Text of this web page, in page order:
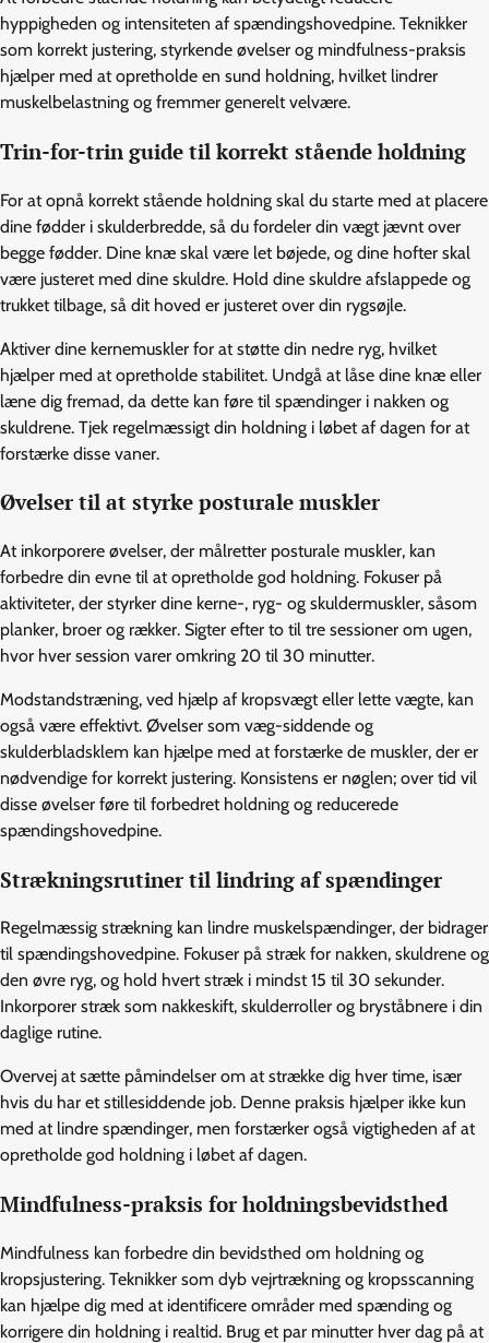
hyppigheden og intensiteten af spændingshovedpine. Teknikker
som korrekt justering, styrkende øvelser og mindfulness-praksis
hjælper med at opretholde en sund holdning, hvilket lindrer
muskelbelastning og fremmer generelt velvære.
Trin-for-trin guide til korrekt stående holdning
For at opnå korrekt stående holdning skal du starte med at placere
dine fødder i skulderbredde, så du fordeler din vægt jævnt over
begge fødder. Dine knæ skal være let bøjede, og dine hofter skal
være justeret med dine skuldre. Hold dine skuldre afslappede og
trukket tilbage, så dit hoved er justeret over din rygsøjle.
Aktiver dine kernemuskler for at støtte din nedre ryg, hvilket
hjælper med at opretholde stabilitet. Undgå at låse dine knæ eller
læne dig fremad, da dette kan føre til spændinger i nakken og
skuldrene. Tjek regelmæssigt din holdning i løbet af dagen for at
forstærke disse vaner.
Øvelser til at styrke posturale muskler
At inkorporere øvelser, der målretter posturale muskler, kan
forbedre din evne til at opretholde god holdning. Fokuser på
aktiviteter, der styrker dine kerne-, ryg- og skuldermuskler, såsom
planker, broer og rækker. Sigter efter to til tre sessioner om ugen,
hvor hver session varer omkring 20 til 30 minutter.
Modstandstræning, ved hjælp af kropsvægt eller lette vægte, kan
også være effektivt. Øvelser som væg-siddende og
skulderbladsklem kan hjælpe med at forstærke de muskler, der er
nødvendige for korrekt justering. Konsistens er nøglen; over tid vil
disse øvelser føre til forbedret holdning og reducerede
spændingshovedpine.
Strækningsrutiner til lindring af spændinger
Regelmæssig strækning kan lindre muskelspændinger, der bidrager
til spændingshovedpine. Fokuser på stræk for nakken, skuldrene og
den øvre ryg, og hold hvert stræk i mindst 15 til 30 sekunder.
Inkorporer stræk som nakkeskift, skulderroller og bryståbnere i din
daglige rutine.
Overvej at sætte påmindelser om at strække dig hver time, især
hvis du har et stillesiddende job. Denne praksis hjælper ikke kun
med at lindre spændinger, men forstærker også vigtigheden af at
opretholde god holdning i løbet af dagen.
Mindfulness-praksis for holdningsbevidsthed
Mindfulness kan forbedre din bevidsthed om holdning og
kropsjustering. Teknikker som dyb vejrtrækning og kropsscanning
kan hjælpe dig med at identificere områder med spænding og
korrigere din holdning i realtid. Brug et par minutter hver dag på at